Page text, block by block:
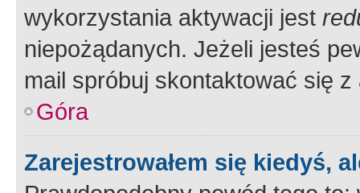
wykorzystania aktywacji jest
niepożądanych. Jeżeli jesteś
mail spróbuj skontaktować się
Góra
Zarejestrowałem się kiedyś,